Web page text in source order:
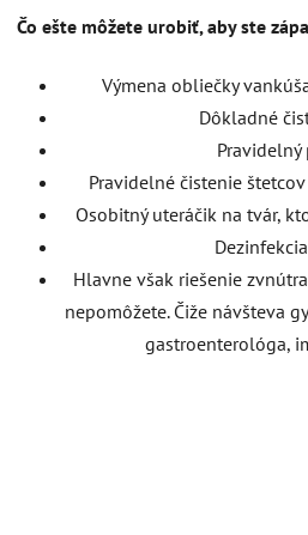
Čo ešte môžete urobiť, aby ste
Výmena obliečky
Dôkladné
Pravidelné čistenie
Osobitný uteráčik na tvár,
Hlavne však riešenie
nepomôžete. Čiže návšteva
gastroenterológa,